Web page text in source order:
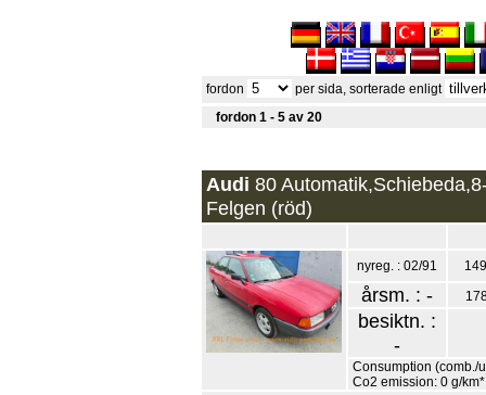
fordon
per sida, sorterade enligt
fordon 1 - 5 av 20
Audi 80
Felgen (röd)
nyreg. : 02/91
årsm. : -
besiktn. :
-
Consumption (comb./
Co2 emission: 0 g/km*